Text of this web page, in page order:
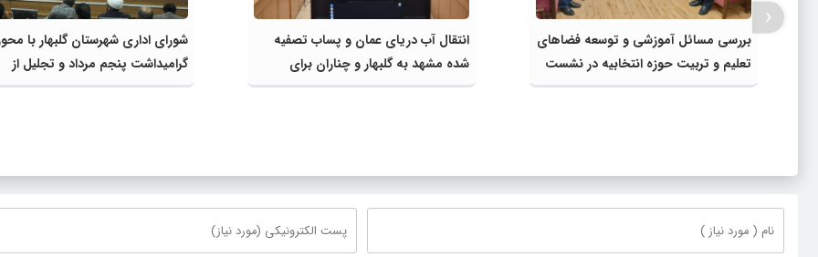
بررسی مسائل آموزشی و توسعه فضاهای
تعلیم و تربیت حوزه انتخابیه در نشست
مشترک عضو کمیسیون آموزش مجلس با
انتقال آب دریای عمان و پساب تصفیه
شده مشهد به گلبهار و چناران برای
مصارف صنعتی و کشاورزی | لزوم تسریع
شورای اداری شهرستان گلبهار با
گرامیداشت پنجم مرداد و تجلیل از
خادمان عرصه نماز برگزار شد
‹